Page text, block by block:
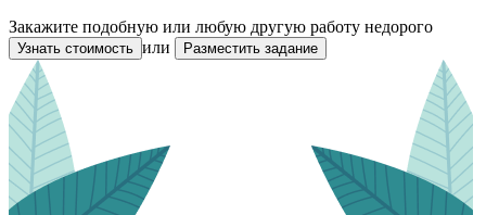
Закажите подобную или любую другую работу недорого
Узнать стоимость или Разместить задание